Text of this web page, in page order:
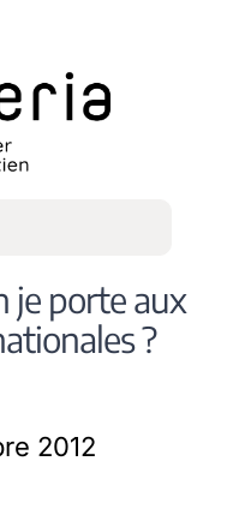
je porte aux
?
2012